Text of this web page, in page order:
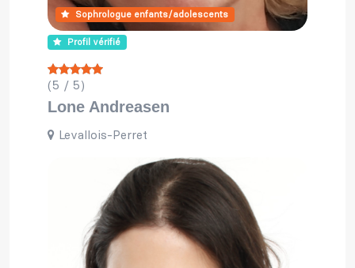
Sophrologue enfants/adolescents
Profil vérifié
(5 / 5)
Lone Andreasen
Levallois-Perret